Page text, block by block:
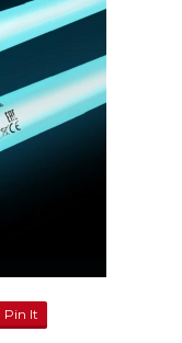
Pin It